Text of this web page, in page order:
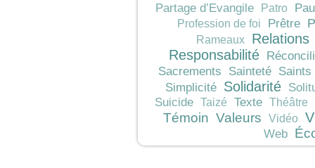
Partage d’Evangile Patro
Profession de foi Prêtre
Rameaux
Relations
Responsabilité
Sacrements Sainteté Saints
Simplicité Solidarité
Suicide
Taizé Texte Théâtre
Témoin Valeurs Vidéo
Web